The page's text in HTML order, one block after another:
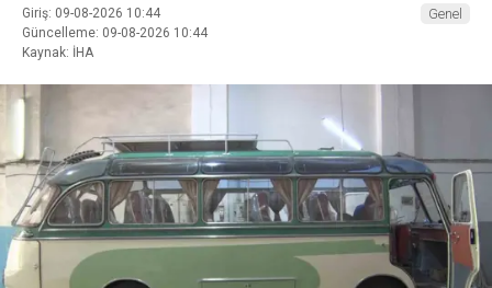
Giriş: 09-08-2026 10:44
Güncelleme: 09-08-2026 10:44
Kaynak: İHA
Genel